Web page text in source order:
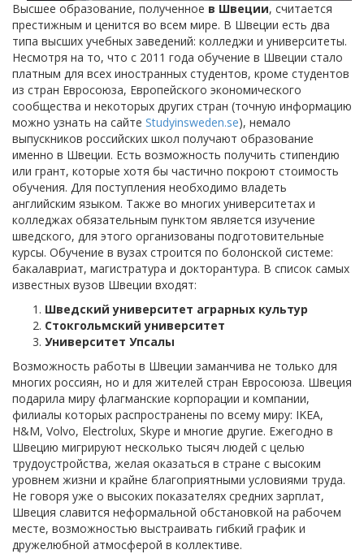
Высшее образование, полученное в Швеции, считается
престижным и ценится во всем мире. В Швеции есть два
типа высших учебных заведений: колледжи и университеты.
Несмотря на то, что с 2011 года обучение в Швеции стало
платным для всех иностранных студентов, кроме студентов
из стран Евросоюза, Европейского экономического
сообщества и некоторых других стран (точную информацию
можно узнать на сайте Studyinsweden.se), немало
выпускников российских школ получают образование
именно в Швеции. Есть возможность получить стипендию
или грант, которые хотя бы частично покроют стоимость
обучения. Для поступления необходимо владеть
английским языком. Также во многих университетах и
колледжах обязательным пунктом является изучение
шведского, для этого организованы подготовительные
курсы. Обучение в вузах строится по болонской системе:
бакалавриат, магистратура и докторантура. В список самых
известных вузов Швеции входят:
Шведский университет аграрных культур
Стокгольмский университет
Университет Упсалы
Возможность работы в Швеции заманчива не только для
многих россиян, но и для жителей стран Евросоюза. Швеция
подарила миру флагманские корпорации и компании,
филиалы которых распространены по всему миру: IKEA,
H&M, Volvo, Electrolux, Skype и многие другие. Ежегодно в
Швецию мигрируют несколько тысяч людей с целью
трудоустройства, желая оказаться в стране с высоким
уровнем жизни и крайне благоприятными условиями труда.
Не говоря уже о высоких показателях средних зарплат,
Швеция славится неформальной обстановкой на рабочем
месте, возможностью выстраивать гибкий график и
дружелюбной атмосферой в коллективе.